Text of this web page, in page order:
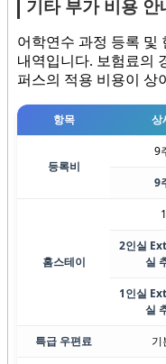
기타 부가 비용 안
어학연수 과정 등록 및
내역입니다. 보험료의
퍼스의 적용 비용이 상
항목 상
등록비
9
9
홈스테이
2인실
실
1인실
실
특급 우편료 기